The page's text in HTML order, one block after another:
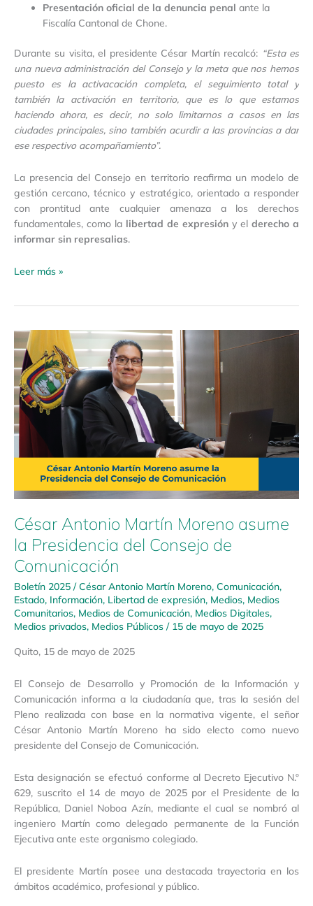
Presentación oficial de la denuncia penal ante la
Fiscalía Cantonal de Chone.
Durante su visita, el presidente César Martín recalcó: “Esta es
una nueva administración del Consejo y la meta que nos hemos
puesto es la activacación completa, el seguimiento total y
también la activación en territorio, que es lo que estamos
haciendo ahora, es decir, no solo limitarnos a casos en las
ciudades principales, sino también acurdir a las provincias a dar
ese respectivo acompañamiento”.
La presencia del Consejo en territorio reafirma un modelo de
gestión cercano, técnico y estratégico, orientado a responder
con prontitud ante cualquier amenaza a los derechos
fundamentales, como la libertad de expresión y el derecho a
informar sin represalias.
Leer más »
César Antonio Martín Moreno asume
la Presidencia del Consejo de
Comunicación
Boletín 2025 /César Antonio Martín Moreno, Comunicación,
Estado, Información, Libertad de expresión, Medios, Medios
Comunitarios, Medios de Comunicación, Medios Digitales,
Medios privados, Medios Públicos / 15 de mayo de 2025
Quito, 15 de mayo de 2025
El Consejo de Desarrollo y Promoción de la Información y
Comunicación informa a la ciudadanía que, tras la sesión del
Pleno realizada con base en la normativa vigente, el señor
César Antonio Martín Moreno ha sido electo como nuevo
presidente del Consejo de Comunicación.
Esta designación se efectuó conforme al Decreto Ejecutivo N.º
629, suscrito el 14 de mayo de 2025 por el Presidente de la
República, Daniel Noboa Azín, mediante el cual se nombró al
ingeniero Martín como delegado permanente de la Función
Ejecutiva ante este organismo colegiado.
El presidente Martín posee una destacada trayectoria en los
ámbitos académico, profesional y público.
César
Antonio
Martín
Moreno
asume
la
Presidencia
Consejo
Comunicación